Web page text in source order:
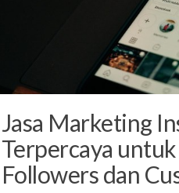
Jasa Marketing
Terpercaya
Followers dan